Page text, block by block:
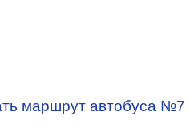
маршрут автобуса №7